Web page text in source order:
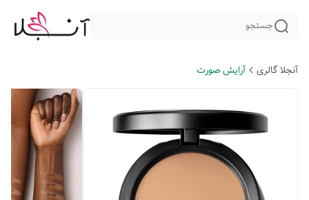
جستجو
آنجلا گالری آرایش صورت